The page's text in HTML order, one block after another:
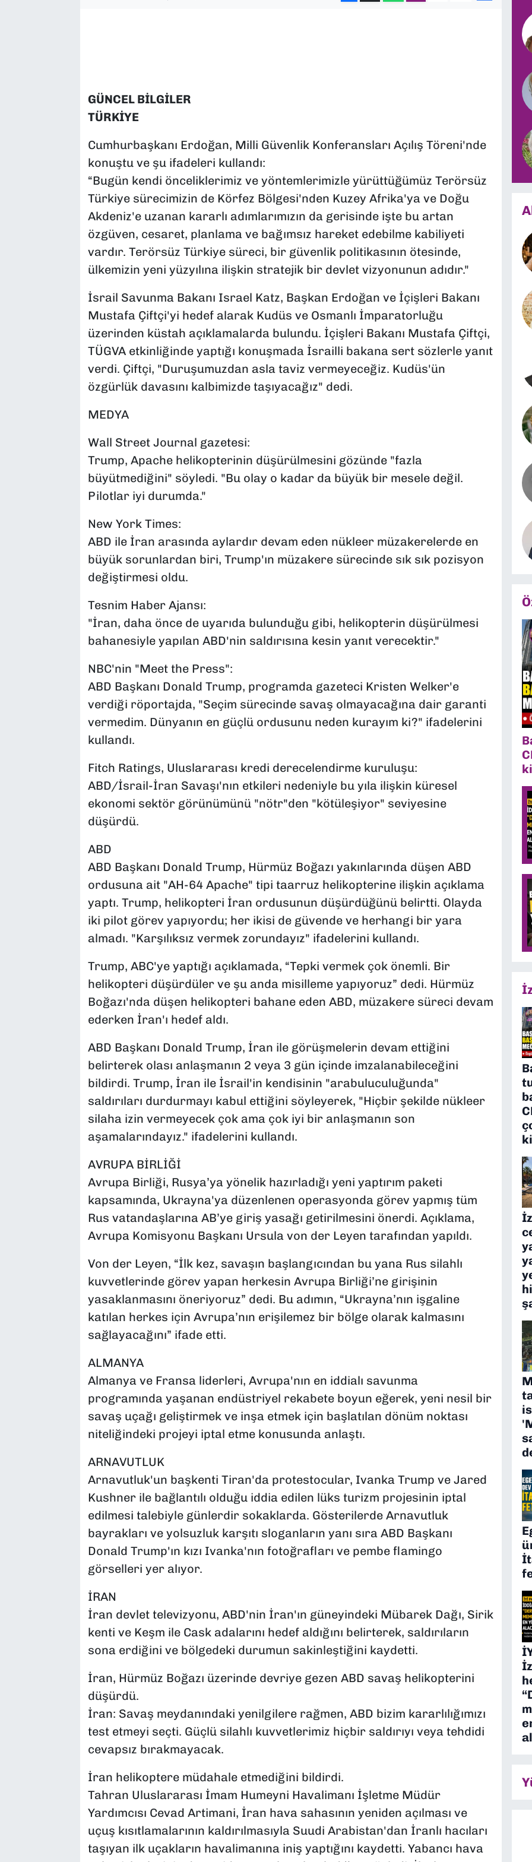
GÜNCEL BİLGİLER
TÜRKİYE
Cumhurbaşkanı Erdoğan, Milli Güvenlik Konferansları Açılış Töreni'nde
konuştu ve şu ifadeleri kullandı:
“Bugün kendi önceliklerimiz ve yöntemlerimizle yürüttüğümüz Terörsüz
Türkiye sürecimizin de Körfez Bölgesi'nden Kuzey Afrika'ya ve Doğu
Akdeniz'e uzanan kararlı adımlarımızın da gerisinde işte bu artan
özgüven, cesaret, planlama ve bağımsız hareket edebilme kabiliyeti
vardır. Terörsüz Türkiye süreci, bir güvenlik politikasının ötesinde,
ülkemizin yeni yüzyılına ilişkin stratejik bir devlet vizyonunun adıdır."
İsrail Savunma Bakanı Israel Katz, Başkan Erdoğan ve İçişleri Bakanı
Mustafa Çiftçi'yi hedef alarak Kudüs ve Osmanlı İmparatorluğu
üzerinden küstah açıklamalarda bulundu. İçişleri Bakanı Mustafa Çiftçi,
TÜGVA etkinliğinde yaptığı konuşmada İsrailli bakana sert sözlerle yanıt
verdi. Çiftçi, "Duruşumuzdan asla taviz vermeyeceğiz. Kudüs'ün
özgürlük davasını kalbimizde taşıyacağız" dedi.
MEDYA
Wall Street Journal gazetesi:
Trump, Apache helikopterinin düşürülmesini gözünde "fazla
büyütmediğini" söyledi. "Bu olay o kadar da büyük bir mesele değil.
Pilotlar iyi durumda."
New York Times:
ABD ile İran arasında aylardır devam eden nükleer müzakerelerde en
büyük sorunlardan biri, Trump'ın müzakere sürecinde sık sık pozisyon
değiştirmesi oldu.
Tesnim Haber Ajansı:
"İran, daha önce de uyarıda bulunduğu gibi, helikopterin düşürülmesi
bahanesiyle yapılan ABD'nin saldırısına kesin yanıt verecektir."
NBC'nin "Meet the Press":
ABD Başkanı Donald Trump, programda gazeteci Kristen Welker'e
verdiği röportajda, "Seçim sürecinde savaş olmayacağına dair garanti
vermedim. Dünyanın en güçlü ordusunu neden kurayım ki?" ifadelerini
kullandı.
Fitch Ratings, Uluslararası kredi derecelendirme kuruluşu:
ABD/İsrail-İran Savaşı'nın etkileri nedeniyle bu yıla ilişkin küresel
ekonomi sektör görünümünü "nötr"den "kötüleşiyor" seviyesine
düşürdü.
ABD
ABD Başkanı Donald Trump, Hürmüz Boğazı yakınlarında düşen ABD
ordusuna ait "AH-64 Apache" tipi taarruz helikopterine ilişkin açıklama
yaptı. Trump, helikopteri İran ordusunun düşürdüğünü belirtti. Olayda
iki pilot görev yapıyordu; her ikisi de güvende ve herhangi bir yara
almadı. "Karşılıksız vermek zorundayız" ifadelerini kullandı.
Trump, ABC'ye yaptığı açıklamada, “Tepki vermek çok önemli. Bir
helikopteri düşürdüler ve şu anda misilleme yapıyoruz” dedi. Hürmüz
Boğazı'nda düşen helikopteri bahane eden ABD, müzakere süreci devam
ederken İran'ı hedef aldı.
ABD Başkanı Donald Trump, İran ile görüşmelerin devam ettiğini
belirterek olası anlaşmanın 2 veya 3 gün içinde imzalanabileceğini
bildirdi. Trump, İran ile İsrail'in kendisinin "arabuluculuğunda"
saldırıları durdurmayı kabul ettiğini söyleyerek, "Hiçbir şekilde nükleer
silaha izin vermeyecek çok ama çok iyi bir anlaşmanın son
aşamalarındayız." ifadelerini kullandı.
AVRUPA BİRLİĞİ
Avrupa Birliği, Rusya’ya yönelik hazırladığı yeni yaptırım paketi
kapsamında, Ukrayna'ya düzenlenen operasyonda görev yapmış tüm
Rus vatandaşlarına AB’ye giriş yasağı getirilmesini önerdi. Açıklama,
Avrupa Komisyonu Başkanı Ursula von der Leyen tarafından yapıldı.
Von der Leyen, “İlk kez, savaşın başlangıcından bu yana Rus silahlı
kuvvetlerinde görev yapan herkesin Avrupa Birliği’ne girişinin
yasaklanmasını öneriyoruz” dedi. Bu adımın, “Ukrayna’nın işgaline
katılan herkes için Avrupa’nın erişilemez bir bölge olarak kalmasını
sağlayacağını” ifade etti.
ALMANYA
Almanya ve Fransa liderleri, Avrupa'nın en iddialı savunma
programında yaşanan endüstriyel rekabete boyun eğerek, yeni nesil bir
savaş uçağı geliştirmek ve inşa etmek için başlatılan dönüm noktası
niteliğindeki projeyi iptal etme konusunda anlaştı.
ARNAVUTLUK
Arnavutluk'un başkenti Tiran'da protestocular, Ivanka Trump ve Jared
Kushner ile bağlantılı olduğu iddia edilen lüks turizm projesinin iptal
edilmesi talebiyle günlerdir sokaklarda. Gösterilerde Arnavutluk
bayrakları ve yolsuzluk karşıtı sloganların yanı sıra ABD Başkanı
Donald Trump'ın kızı Ivanka'nın fotoğrafları ve pembe flamingo
görselleri yer alıyor.
İRAN
İran devlet televizyonu, ABD'nin İran'ın güneyindeki Mübarek Dağı, Sirik
kenti ve Keşm ile Cask adalarını hedef aldığını belirterek, saldırıların
sona erdiğini ve bölgedeki durumun sakinleştiğini kaydetti.
İran, Hürmüz Boğazı üzerinde devriye gezen ABD savaş helikopterini
düşürdü.
İran: Savaş meydanındaki yenilgilere rağmen, ABD bizim kararlılığımızı
test etmeyi seçti. Güçlü silahlı kuvvetlerimiz hiçbir saldırıyı veya tehdidi
cevapsız bırakmayacak.
İran helikoptere müdahale etmediğini bildirdi.
Tahran Uluslararası İmam Humeyni Havalimanı İşletme Müdür
Yardımcısı Cevad Artimani, İran hava sahasının yeniden açılması ve
uçuş kısıtlamalarının kaldırılmasıyla Suudi Arabistan'dan İranlı hacıları
taşıyan ilk uçakların havalimanına iniş yaptığını kaydetti. Yabancı hava
YEREL YÖNETİMLER